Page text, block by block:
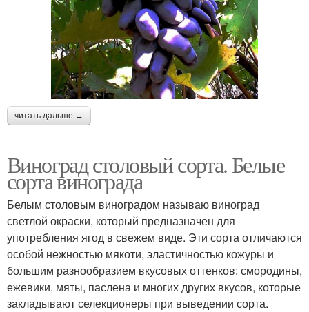
читать дальше →
Виноград столовый сорта. Белые
сорта винограда
Белым столовым виноградом называю виноград
светлой окраски, который предназначен для
употребления ягод в свежем виде. Эти сорта отличаются
особой нежностью мякоти, эластичностью кожуры и
большим разнообразием вкусовых оттенков: смородины,
ежевики, мяты, паслена и многих других вкусов, которые
закладывают селекционеры при выведении сорта.